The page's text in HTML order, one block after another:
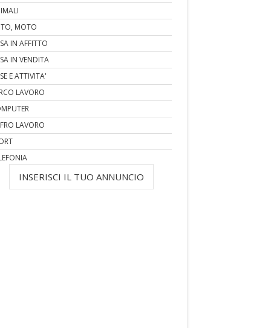
MOTO
IN AFFITTO
IN VENDITA
E ATTIVITA'
LAVORO
LAVORO
INSERISCI IL TUO ANNUNCIO